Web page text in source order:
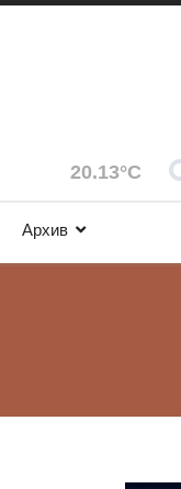
20.13°C
Архив